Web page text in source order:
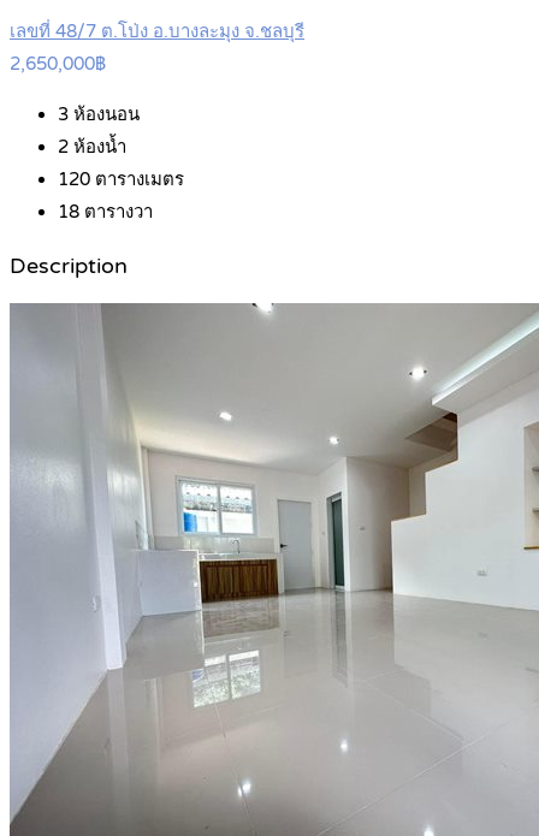
เลขที่ 48/7 ต.โป่ง อ.บางละมุง จ.ชลบุรี
2,650,000฿
3 ห้องนอน
2 ห้องน้ำ
120 ตารางเมตร
18 ตารางวา
Description